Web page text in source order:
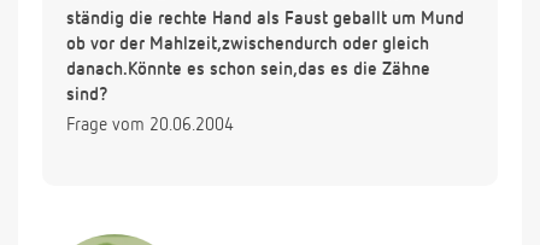
ständig die rechte Hand als Faust geballt um Mund
ob vor der Mahlzeit,zwischendurch oder gleich
danach.Könnte es schon sein,das es die Zähne
sind?
Frage vom 20.06.2004